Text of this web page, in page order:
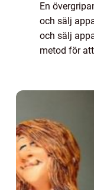
En
och sälj
och sälj
metod för